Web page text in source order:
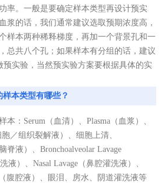
率。一般是要确定样本类型再设计预实
浆的话，我们通常建议选取预期浓度高，
样本两种稀释梯度，再加一个背景孔和一
总共八个孔；如果样本有分组的话，建议
预实验，当然预实验方案要根据具体的实
本类型有哪些？
本：Serum（血清）、Plasma（血浆）、
胞／组织裂解液）、细胞上清、
脊液）、Bronchoalveolar Lavage
液）、Nasal Lavage（鼻腔灌洗液）、
腹腔液）、眼泪、房水、阴道灌洗液等